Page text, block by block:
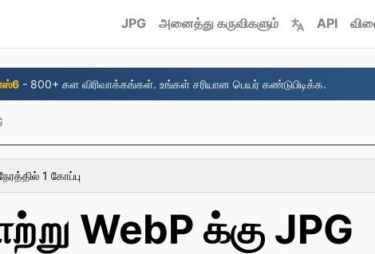
JPG அனைத்து கருவிகளும் API
- 800+ கள விரிவாக்கங்கள். உங்கள் சரியான பெயர் கண்டுபிடிக்க.
1 கோப்பு
WebP க்கு JPG